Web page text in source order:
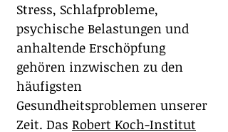
Stress, Schlafprobleme,
psychische Belastungen und
anhaltende Erschöpfung
gehören inzwischen zu den
häufigsten
Gesundheitsproblemen unserer
Zeit. Das Robert Koch-Institut